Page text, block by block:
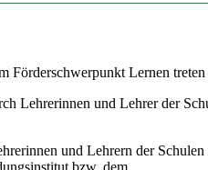
Förderschwerpunkt Lernen
Lehrerinnen und Lehrer der
und Lehrern der
bzw. dem